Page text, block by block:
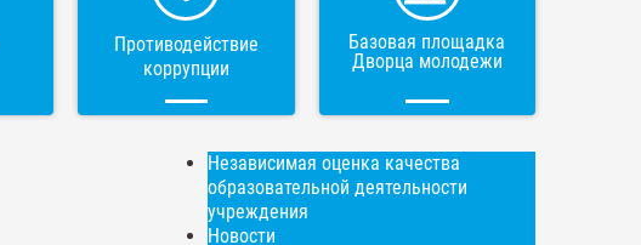
Противодействие
коррупции
Базовая площадка
Дворца молодежи
Независимая оценка качества
образовательной деятельности
учреждения
Новости